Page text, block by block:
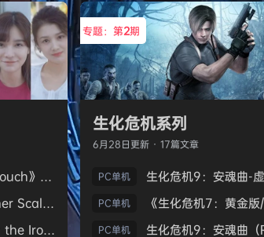
《魅魔的游戏/Soul Touch》免安装中文版
《天平游戏1:抉择/Inner Scales 1：Choice》免安装中文版
《铁门之下/Beneath the Iron Gate》免安装中文版
专题：第2期
生化危机系列
6月28日更新 · 17篇文章
PC单机
PC单机
PC单机